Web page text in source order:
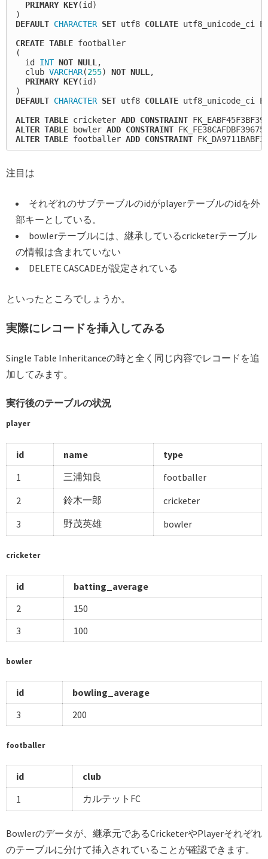
PRIMARY KEY(id )
)
DEFAULT CHARACTER SET utf8 COLLATE utf8_unicode_ci
CREATE TABLE footballer
(
id
INT NOT NULL,
club VARCHAR(255) NOT NULL,
PRIMARY KEY(id )
)
DEFAULT CHARACTER SET utf8 COLLATE utf8_unicode_ci
ALTER TABLE cricketer ADD CONSTRAINT
ALTER TABLE bowler ADD CONSTRAINT
ALTER TABLE footballer ADD CONSTRAINT
注目は
それぞれのサブテーブルのidがplayerテーブルのidを外
部キーとしている。
bowlerテーブルには、継承しているcricketerテーブル
の情報は含まれていない
DELETE CASCADEが設定されている
といったところでしょうか。
実際にレコードを挿入してみる
Single Table Inheritanceの時と全く同じ内容でレコードを追
加してみます。
実行後のテーブルの状況
player
id name
type
1
三浦知良
footballer
2
鈴木一郎
cricketer
3
野茂英雄 bowler
cricketer
id
batting_average
2
150
3
100
bowler
id
bowling_average
3
200
footballer
id
club
1
カルテットFC
Bowlerのデータが、継承元であるCricketerやPlayerそれぞれ
のテーブルに分けて挿入されていることが確認できます。